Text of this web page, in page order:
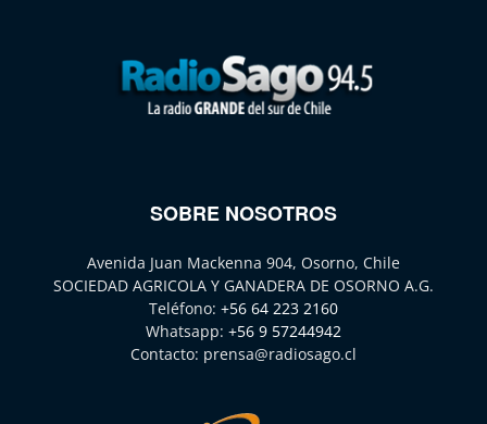
SOBRE NOSOTROS
Avenida Juan Mackenna 904, Osorno, Chile
SOCIEDAD AGRICOLA Y GANADERA DE OSORNO A.G.
Teléfono: +56 64 223 2160
Whatsapp: +56 9 57244942
Contacto: prensa@radiosago.cl